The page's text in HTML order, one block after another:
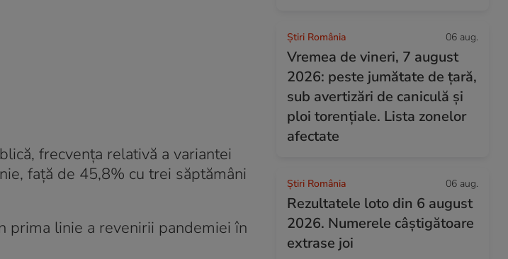
frecvența relativă a variantei
față de 45,8% cu trei săptămâni
prima linie a revenirii pandemiei în
Știri România 06 aug.
Vremea de vineri, 7 august
2026: peste jumătate de țară,
sub avertizări de caniculă și
ploi torențiale. Lista zonelor
afectate
Știri România 06 aug.
Rezultatele loto din 6 august
2026. Numerele câștigătoare
extrase joi